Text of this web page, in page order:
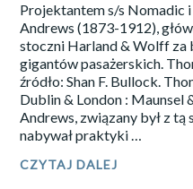
U
SZOGUNA
(3/4)
Projektantem s/s Nomadic
Andrews (1873-1912),
stoczni Harland & Wolff za
gigantów pasażerskich.
źródło: Shan F. Bullock.
Dublin & London : Maunsel
Andrews, związany był z
nabywał praktyki …
CZYTAJ DALEJ